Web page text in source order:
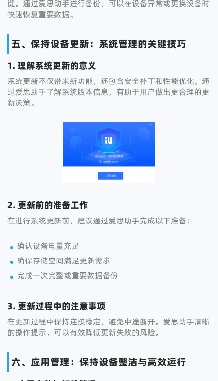
键。通过爱思助手进行备份，可以在设备异常或更换设备时
快速恢复重要数据。
五、保持设备更新：系统管理的关键技巧
1. 理解系统更新的意义
系统更新不仅带来新功能，还包含安全补丁和性能优化。通
过爱思助手了解系统版本信息，有助于用户做出更合理的更
新决策。
2. 更新前的准备工作
在进行系统更新前，建议通过爱思助手完成以下准备：
确认设备电量充足
确保存储空间满足更新需求
完成一次完整或重要数据备份
3. 更新过程中的注意事项
在更新过程中保持连接稳定，避免中途断开。爱思助手清晰
的操作提示，可以有效降低更新失败的风险。
六、应用管理：保持设备整洁与高效运行